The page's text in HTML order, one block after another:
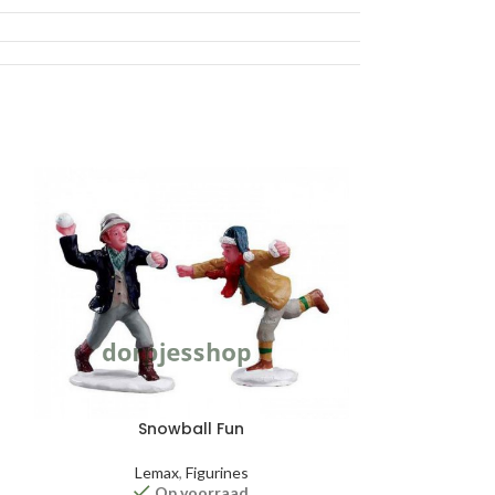
Snowball Fun
Lemax, Figurines